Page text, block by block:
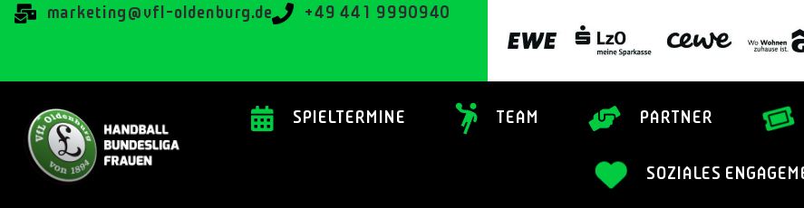
ed.grubnedlo-lfv
@gnitekram +49 441 9990940
SPIELTERMINE TEAM PARTNER
SOZIALES